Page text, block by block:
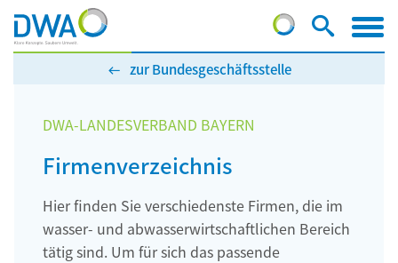
zur Bundesgeschäftsstelle
DWA-LANDESVERBAND BAYERN
Firmenverzeichnis
Hier finden Sie verschiedenste Firmen, die im
wasser- und abwasserwirtschaftlichen Bereich
tätig sind. Um für sich das passende